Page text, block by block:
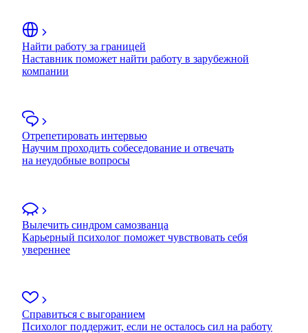
Найти работу за границей
Наставник поможет найти работу в зарубежной
компании
Отрепетировать интервью
Научим проходить собеседование и отвечать
на неудобные вопросы
Вылечить синдром самозванца
Карьерный психолог поможет чувствовать себя
увереннее
Справиться с выгоранием
Психолог поддержит, если не осталось сил на работу